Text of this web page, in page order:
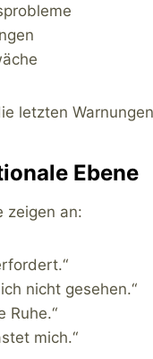
letzten
Ebene
zeigen an:
nicht gesehen.“
Ruhe.“
mich.“